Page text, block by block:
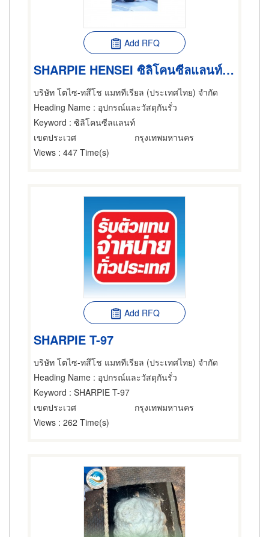
Add RFQ
SHARPIE HENSEI ซิลิโคนซีลแลนท์ ทาสีทีบได้
บริษัท โตไซ-ทสึโช แมททีเรียล (ประเทศไทย) จำกัด
Heading Name : อุปกรณ์และวัสดุกันรั่ว
Keyword : ซิลิโคนซีลแลนท์
เขตประเวศ
กรุงเทพมหานคร
Views : 447 Time(s)
Add RFQ
SHARPIE T-97
บริษัท โตไซ-ทสึโช แมททีเรียล (ประเทศไทย) จำกัด
Heading Name : อุปกรณ์และวัสดุกันรั่ว
Keyword : SHARPIE T-97
เขตประเวศ
กรุงเทพมหานคร
Views : 262 Time(s)